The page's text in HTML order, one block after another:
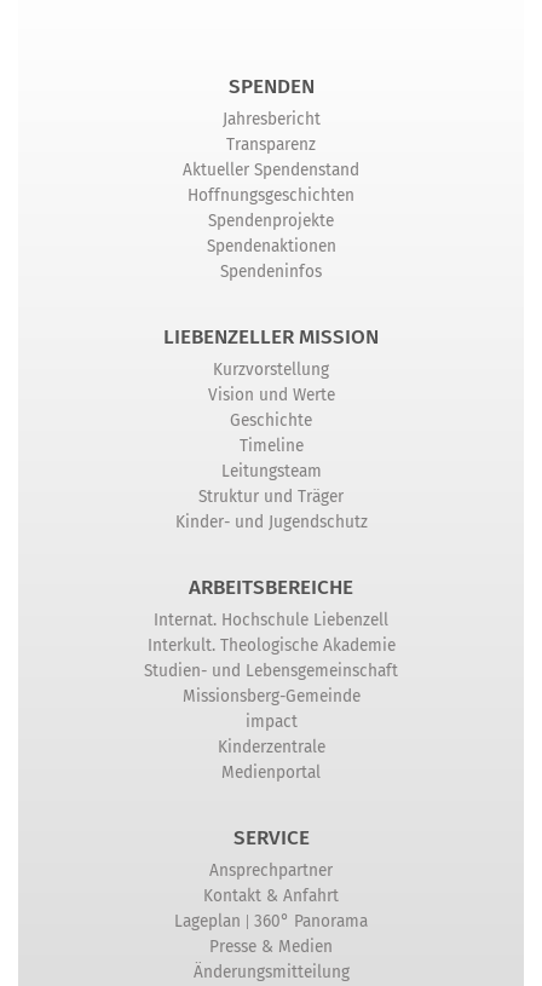
SPENDEN
Jahresbericht
Transparenz
Aktueller Spendenstand
Hoffnungsgeschichten
Spendenprojekte
Spendenaktionen
Spendeninfos
LIEBENZELLER MISSION
Kurzvorstellung
Vision und Werte
Geschichte
Timeline
Leitungsteam
Struktur und Träger
Kinder- und Jugendschutz
ARBEITSBEREICHE
Internat. Hochschule Liebenzell
Interkult. Theologische Akademie
Studien- und Lebensgemeinschaft
Missionsberg-Gemeinde
impact
Kinderzentrale
Medienportal
SERVICE
Ansprechpartner
Kontakt & Anfahrt
Lageplan | 360° Panorama
Presse & Medien
Änderungsmitteilung